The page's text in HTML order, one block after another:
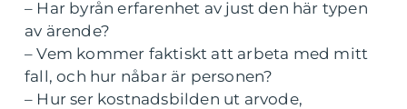
– Har byrån erfarenhet av just den här typen
av ärende?
– Vem kommer faktiskt att arbeta med mitt
fall, och hur nåbar är personen?
– Hur ser kostnadsbilden ut arvode,